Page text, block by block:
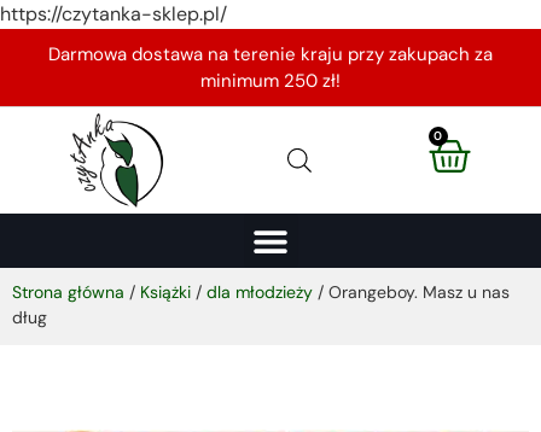
https://czytanka-sklep.pl/
Darmowa dostawa na terenie kraju przy zakupach za
minimum 250 zł!
0
Strona główna / Książki / dla młodzieży / Orangeboy. Masz u nas
dług